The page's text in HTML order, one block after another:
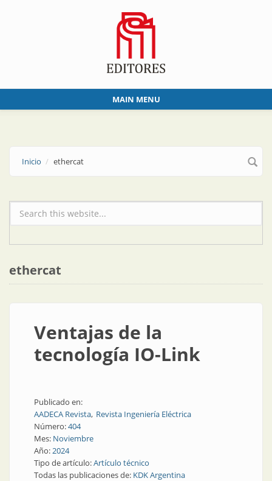
MAIN MENU
Inicio ethercat
Formulario de búsqueda
ethercat
Ventajas de la
tecnología IO-Link
Publicado en:
AADECA Revista Revista Ingeniería Eléctrica
Número:404
Mes: Noviembre
Año:2024
Tipo de artículo:Artículo técnico
Todas las publicaciones de: KDK Argentina